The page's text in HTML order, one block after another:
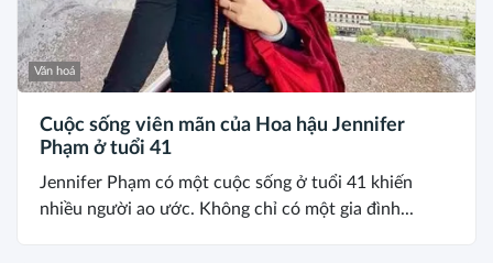
Văn hoá
Cuộc sống viên mãn của Hoa hậu Jennifer
Phạm ở tuổi 41
Jennifer Phạm có một cuộc sống ở tuổi 41 khiến
nhiều người ao ước. Không chỉ có một gia đình...